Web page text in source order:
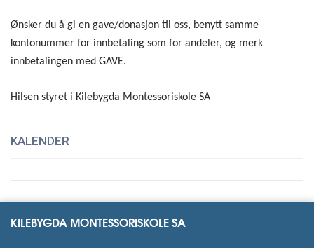
Ønsker du å gi en gave/donasjon til oss, benytt samme
kontonummer for innbetaling som for andeler, og merk
innbetalingen med GAVE.
Hilsen styret i Kilebygda Montessoriskole SA
KALENDER
KILEBYGDA MONTESSORISKOLE SA